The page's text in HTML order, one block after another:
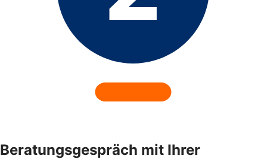
Beratungsgespräch mit Ihrer